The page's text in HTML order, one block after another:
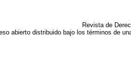
Revista de
abierto distribuido bajo los términos de